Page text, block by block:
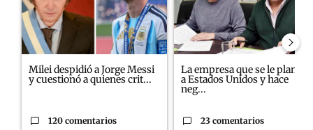
Milei despidió a Jorge Messi
y cuestionó a quienes crit...
120 comentarios
La empresa que se le plantó
a Estados Unidos y hace
neg...
23 comentarios